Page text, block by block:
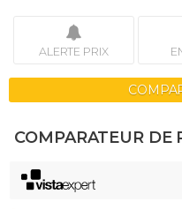
ALERTE PRIX
COMPARATEUR DE